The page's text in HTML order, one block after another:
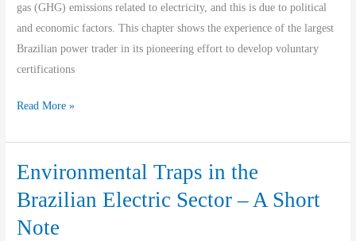
gas (GHG) emissions related to electricity, and this is due to political
and economic factors. This chapter shows the experience of the largest
Brazilian power trader in its pioneering effort to develop voluntary
certifications
The
Electricity
Read More »
Environmental Traps in the
Brazilian Electric Sector – A Short
Note
Environmental
in
the